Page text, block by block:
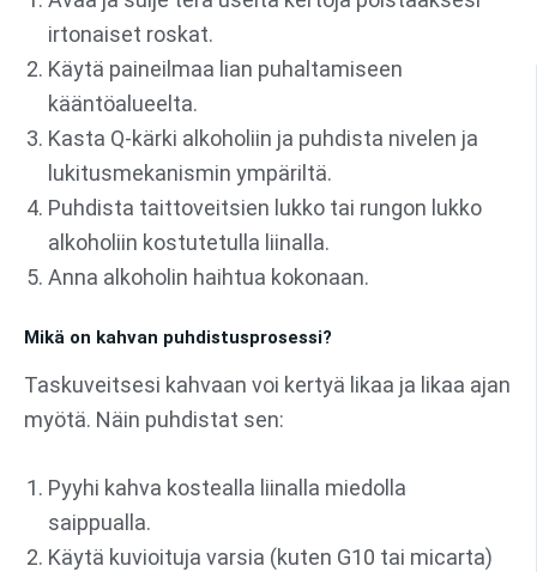
irtonaiset roskat.
Käytä paineilmaa lian puhaltamiseen
kääntöalueelta.
Kasta Q-kärki alkoholiin ja puhdista nivelen ja
lukitusmekanismin ympäriltä.
Puhdista taittoveitsien lukko tai rungon lukko
alkoholiin kostutetulla liinalla.
Anna alkoholin haihtua kokonaan.
Mikä on kahvan puhdistusprosessi?
Taskuveitsesi kahvaan voi kertyä likaa ja likaa ajan
myötä. Näin puhdistat sen:
Pyyhi kahva kostealla liinalla miedolla
saippualla.
Käytä kuvioituja varsia (kuten G10 tai micarta)